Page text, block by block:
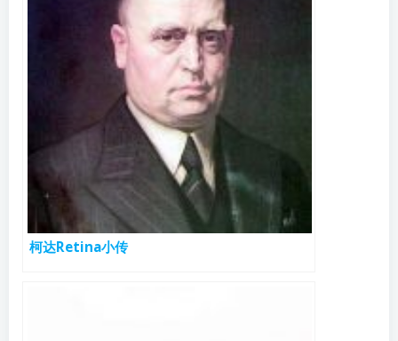
柯达Retina小传